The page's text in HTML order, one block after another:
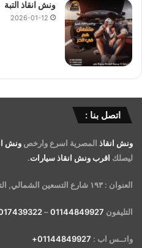
ونش انقاذ التبة
2026-01-12
اتصل بنا :
ونش انقاذ المصرية اسرع وارخص ونش
ليصلك اقرب ونش انقاذ سيارات.
العنوان : ١٩٣ شارع التسعين الشمالي, التجمع الخامس – القاهرة – مصر
التليفون 01144849927
–
واتــس اب : 01144849927+